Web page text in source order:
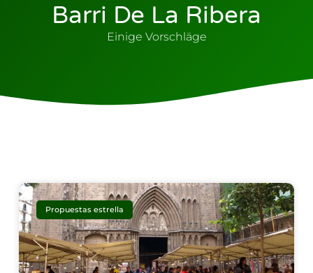
Barri De La Ribera
Einige Vorschläge
Propuestas estrella